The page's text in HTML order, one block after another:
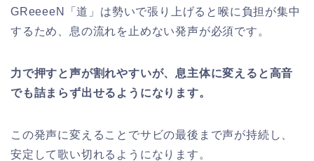
GReeeeN「道」は勢いで張り上げると喉に負担が集中
するため、息の流れを止めない発声が必須です。
力で押すと声が割れやすいが、息主体に変えると高音
でも詰まらず出せるようになります。
この発声に変えることでサビの最後まで声が持続し、
安定して歌い切れるようになります。